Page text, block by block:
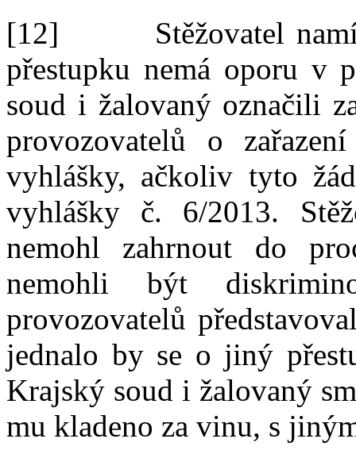
[12]
Stěžovatel
přestupku nemá oporu v
soud i žalovaný označili
provozovatelů o
vyhlášky, ačkoliv tyto
vyhlášky č.
6/2013.
nemohl zahrnout do
nemohli být
provozovatelů
jednalo by se o jiný
Krajský soud i žalovaný
mu kladeno za vinu, s